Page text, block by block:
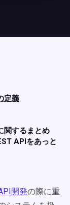
定義
関するまとめ
APIをあっと
開発の際に重